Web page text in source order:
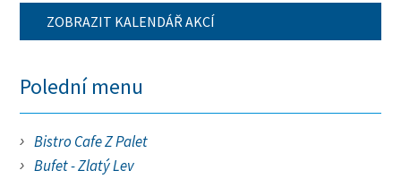
ZOBRAZIT KALENDÁŘ AKCÍ
Polední menu
Bistro Cafe Z Palet
Bufet - Zlatý Lev